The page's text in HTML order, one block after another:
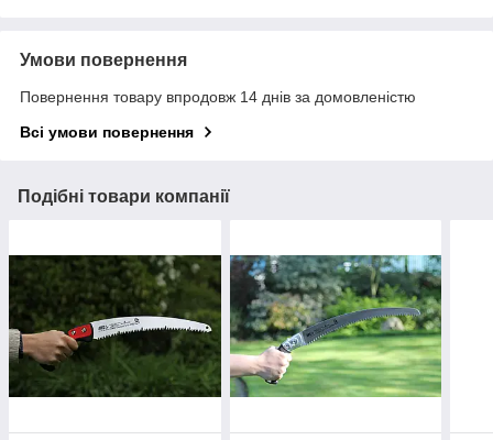
Умови повернення
Повернення товару впродовж 14 днів за домовленістю
Всі умови повернення
Подібні товари компанії